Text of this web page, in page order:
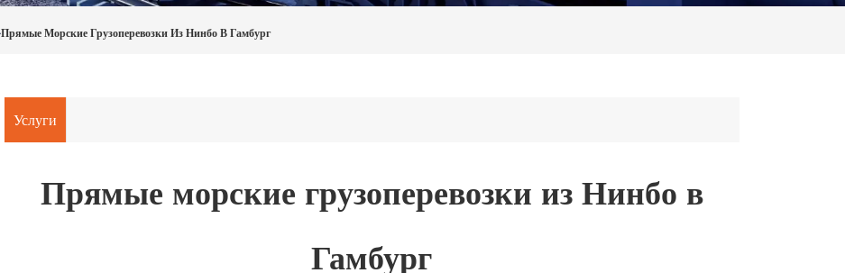
Прямые Морские Грузоперевозки Из Нинбо В Гамбург
Услуги
Прямые морские грузоперевозки из Нинбо в
Гамбург